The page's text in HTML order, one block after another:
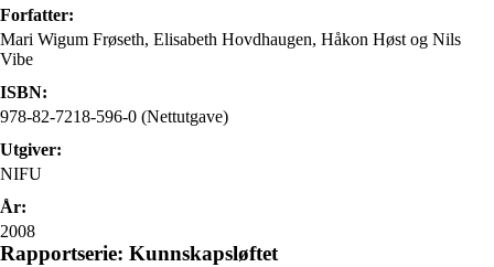
Forfatter:
Mari Wigum Frøseth, Elisabeth Hovdhaugen, Håkon Høst og Nils
Vibe
ISBN:
978-82-7218-596-0 (Nettutgave)
Utgiver:
NIFU
År:
2008
Rapportserie: Kunnskapsløftet